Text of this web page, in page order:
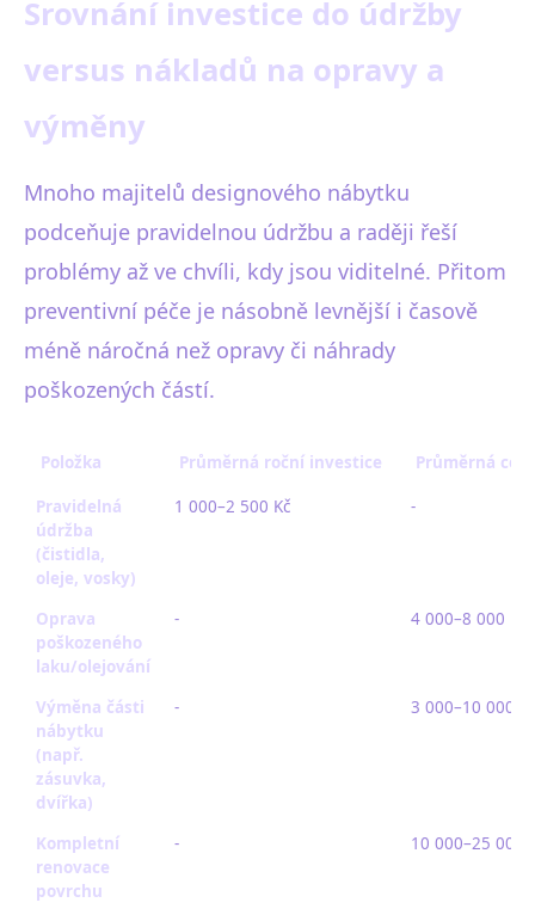
Srovnání investice do údržby
versus nákladů na opravy a
výměny
Mnoho majitelů designového nábytku
podceňuje pravidelnou údržbu a raději řeší
problémy až ve chvíli, kdy jsou viditelné. Přitom
preventivní péče je násobně levnější i časově
méně náročná než opravy či náhrady
poškozených částí.
Položka Průměrná roční investice Průměrná
Pravidelná
údržba
(čistidla,
oleje, vosky)
1 000–2 500 Kč -
Oprava
poškozeného
laku/olejování
- 4 000–8 000 Kč
Výměna části
nábytku
(např.
zásuvka,
dvířka)
- 3 000–10 000 Kč
Kompletní
renovace
povrchu
- 10 000–25 000